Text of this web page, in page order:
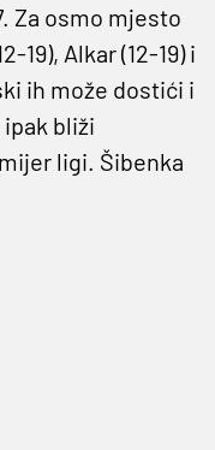
Za osmo mjesto
19), Alkar (12-19) i
ih može dostići i
bliži
ligi. Šibenka